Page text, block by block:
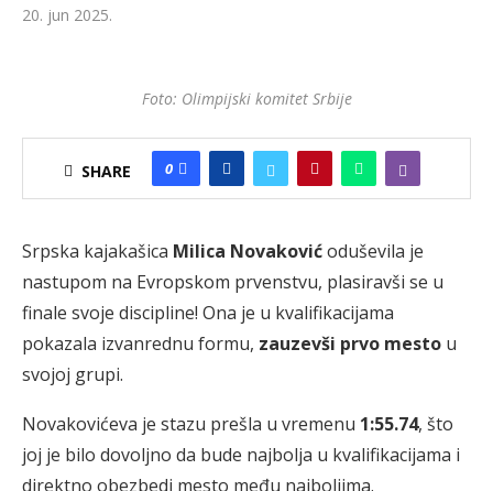
20. jun 2025.
Foto: Olimpijski komitet Srbije
SHARE 0
Srpska kajakašica Milica Novakovićoduševila je
nastupom na Evropskom prvenstvu, plasiravši se u
finale svoje discipline! Ona je u kvalifikacijama
pokazala izvanrednu formu, zauzevši prvo mesto u
svojoj grupi.
Novakovićeva je stazu prešla u vremenu 1:55.74, što
joj je bilo dovoljno da bude najbolja u kvalifikacijama i
direktno obezbedi mesto među najboljima.